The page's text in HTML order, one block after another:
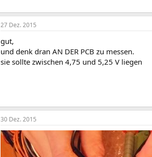
27 Dez. 2015
gut,
und denk dran AN DER PCB zu messen.
sie sollte zwischen 4,75 und 5,25 V liegen
30 Dez. 2015